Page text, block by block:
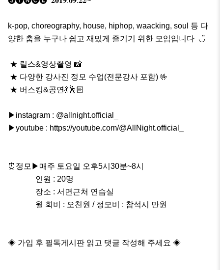
k-pop, choreography, house, hiphop, waacking, soul 등 다
양한 춤을 누구나 쉽고 재밌게 즐기기 위한 모임입니다  ◡̈
▶instagram : @allnight.official_
▶youtube : https://youtube.com/@AllNight.official_
⏰정모▶매주 토요일 오후5시30분~8시
인원 : 20명
장소 : 서면근처 연습실
월 회비 : 오천원 / 정모비 : 참석시 만원
◈ 가입 후 필독게시판 읽고 댓글 작성해 주세요 ◈